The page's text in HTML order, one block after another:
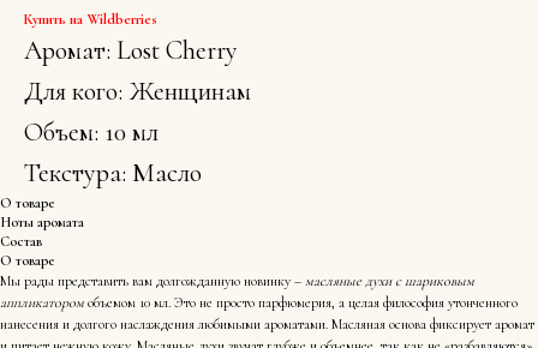
Купить на Wildberries
Аромат: Lost Cherry
Для кого: Женщинам
Объем: 10 мл
Текстура: Масло
О товаре
Ноты аромата
Состав
О товаре
Мы рады представить вам долгожданную новинку – масляные духи с шариковым
аппликаторомобъемом 10 мл. Это не просто парфюмерия, а целая философия утонченного
нанесения и долгого наслаждения любимыми ароматами. Масляная основа фиксирует аромат